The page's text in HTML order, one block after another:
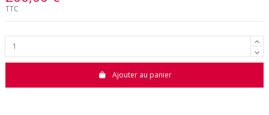
TTC
Ajouter au panier